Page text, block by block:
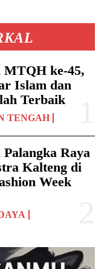
ke-45,
Islam dan
Terbaik
TENGAH
Raya
Kalteng di
Week